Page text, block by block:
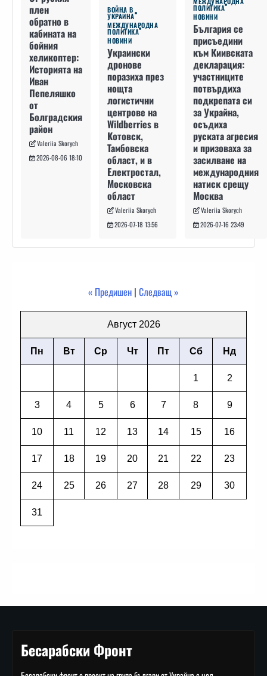
плен
обратно в
кабината на
бойния
хеликоптер:
Историята на
Иван
Пепеляшко
от
Болградския
район
Valeriia Skorych
2026-08-06 18:10
ВОЙНА В
УКРАЙНА
МЕЖДУНАРОДНА
ПОЛИТИКА
НОВИНИ
Украински
дронове
поразиха през
нощта
логистични
центрове на
Wildberries в
Котовск,
Тамбовска
област, и в
Електростал,
Московска
област
Valeriia Skorych
2026-07-18 13:56
ПОЛИТИКА
НОВИНИ
България се
присъедини
към Киивската
декларация:
участниците
потвърдиха
подкрепата си
за Украйна,
осъдиха
руската агресия
и призоваха за
засилване на
международния
натиск срещу
Москва
Valeriia Skorych
2026-07-16 23:49
« Предишен | Следващ »
Август 2026
Пн Вт Ср Чт Пт Сб Нд
1 2
3 4 5 6 7 8 9
10 11 12 13 14 15 16
17 18 19 20 21 22 23
24 25 26 27 28 29 30
31
Бесарабски Фронт